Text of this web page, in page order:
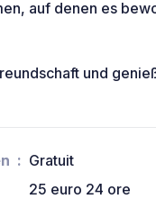
auf denen es
und
Gratuit
25 euro 24 ore